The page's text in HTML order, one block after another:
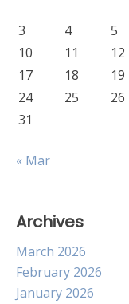
3
4 5
10
11 12
17
18 19
24
25 26
31
« Mar
Archives
March 2026
February 2026
January 2026